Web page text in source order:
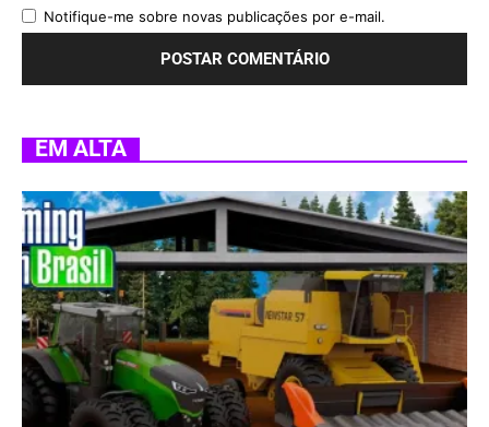
Notifique-me sobre novas publicações por e-mail.
EM ALTA